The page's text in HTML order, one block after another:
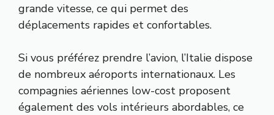
grande vitesse, ce qui permet des
déplacements rapides et confortables.
Si vous préférez prendre l’avion, l’Italie dispose
de nombreux aéroports internationaux. Les
compagnies aériennes low-cost proposent
également des vols intérieurs abordables, ce